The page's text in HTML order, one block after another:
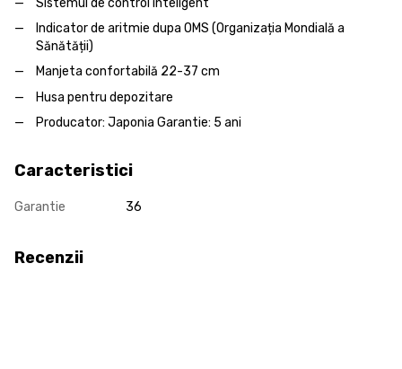
Indicator de aritmie dupa OMS (Organizația Mondială a
Sănătății)
Manjeta confortabilă 22-37 cm
Husa pentru depozitare
Producator: Japonia Garantie: 5 ani
Caracteristici
Garantie 36
Recenzii